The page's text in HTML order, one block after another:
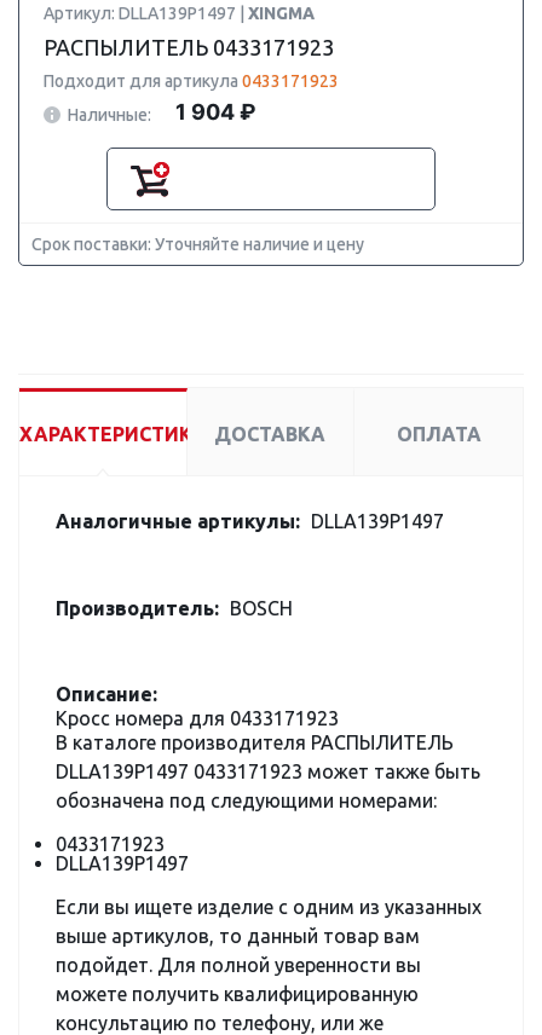
Артикул: DLLA139P1497 | XINGMA
РАСПЫЛИТЕЛЬ 0433171923
Подходит для артикула 0433171923
Наличные:
1 904 ₽
Срок поставки: Уточняйте наличие и цену
ХАРАКТЕРИСТИКИ ДОСТАВКА ОПЛАТА
Аналогичные артикулы: DLLA139P1497
Производитель: BOSCH
Описание:
Кросс номера для 0433171923
В каталоге производителя РАСПЫЛИТЕЛЬ
DLLA139P1497 0433171923 может также быть
обозначена под следующими номерами:
0433171923
DLLA139P1497
Если вы ищете изделие с одним из указанных
выше артикулов, то данный товар вам
подойдет. Для полной уверенности вы
можете получить квалифицированную
консультацию по телефону, или же